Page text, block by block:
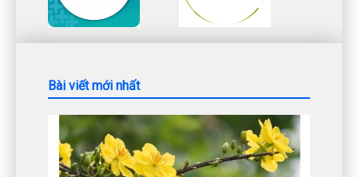
Bài viết mới nhất